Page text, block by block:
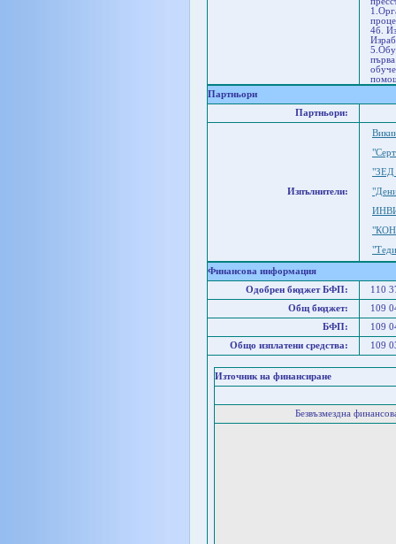
4б.
Партньори
Партньори:
Изпълнители:
Финансова информация
Одобрен бюджет БФП:
110
Общ бюджет:
109
БФП:
109
Общо изплатени средства:
109
Източник на финансиране
Безвъзмездна